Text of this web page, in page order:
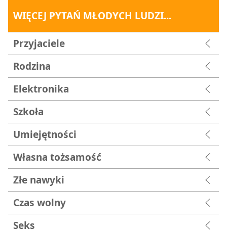
WIĘCEJ PYTAŃ MŁODYCH LUDZI...
Przyjaciele
Rodzina
Elektronika
Szkoła
Umiejętności
Własna tożsamość
Złe nawyki
Czas wolny
Seks